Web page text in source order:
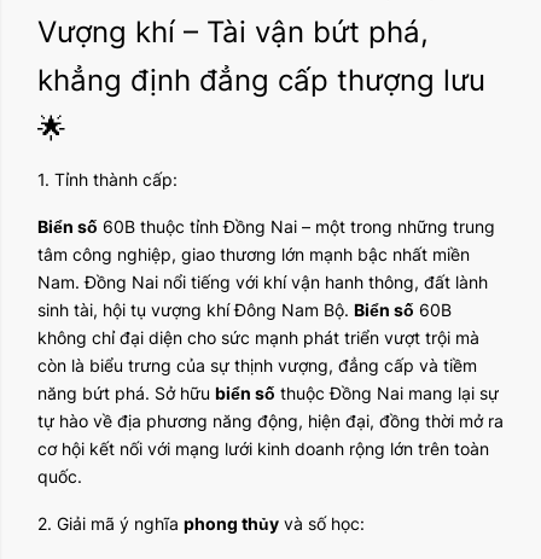
Vượng khí – Tài vận bứt phá,
khẳng định đẳng cấp thượng lưu
🌟
1. Tỉnh thành cấp:
Biển số 60B thuộc tỉnh Đồng Nai – một trong những trung
tâm công nghiệp, giao thương lớn mạnh bậc nhất miền
Nam. Đồng Nai nổi tiếng với khí vận hanh thông, đất lành
sinh tài, hội tụ vượng khí Đông Nam Bộ. Biển số 60B
không chỉ đại diện cho sức mạnh phát triển vượt trội mà
còn là biểu trưng của sự thịnh vượng, đẳng cấp và tiềm
năng bứt phá. Sở hữu biển số thuộc Đồng Nai mang lại sự
tự hào về địa phương năng động, hiện đại, đồng thời mở ra
cơ hội kết nối với mạng lưới kinh doanh rộng lớn trên toàn
quốc.
2. Giải mã ý nghĩa phong thủy và số học: